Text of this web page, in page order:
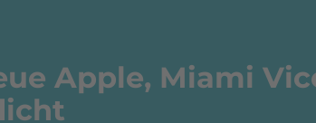
Apple, Miami